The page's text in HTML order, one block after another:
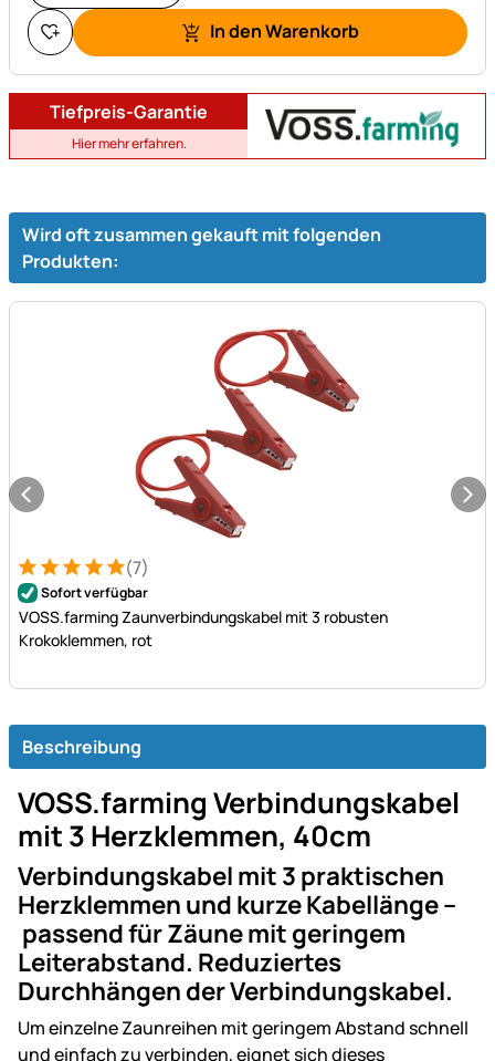
In den Warenkorb
Tiefpreis-Garantie
Hier mehr erfahren.
Wird oft zusammen gekauft mit folgenden
Produkten:
Bewertung: 5 von 5 (7 Bewertungen)
7 Bewertungen(7)
Sofort verfügbar
VOSS.farming Zaunverbindungskabel mit 3 robusten
Krokoklemmen, rot
Beschreibung
VOSS.farming Verbindungskabel
mit 3 Herzklemmen, 40cm
Verbindungskabel mit 3 praktischen
Herzklemmen und kurze Kabellänge –
passend für Zäune mit geringem
Leiterabstand. Reduziertes
Durchhängen der Verbindungskabel.
Um einzelne Zaunreihen mit geringem Abstand schnell
und einfach zu verbinden, eignet sich dieses